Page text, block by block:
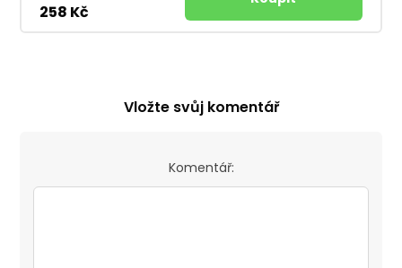
258 Kč
Vložte svůj komentář
Komentář: